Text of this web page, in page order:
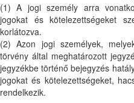
(1) A jogi személy arra
jogokat és kötelezettségeket
korlátozva.
(2) Azon jogi személyek,
törvény által meghatározott
jegyzékbe történő bejegyzés
jogokat és kötelezettségeket,
rendelkezik.